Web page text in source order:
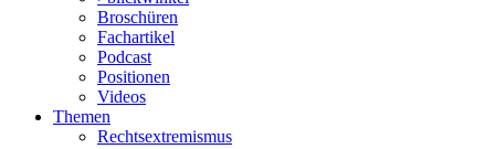
Broschüren
Fachartikel
Podcast
Positionen
Videos
Themen
Rechtsextremismus